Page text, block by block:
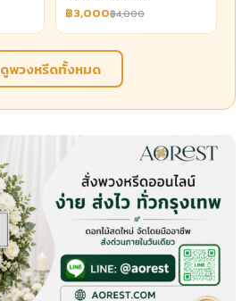
฿3,000฿4,000
ดูพวงหรีดทั้งหมด